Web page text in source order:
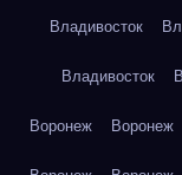
Владивосток
Владивосток
Воронеж Воронеж